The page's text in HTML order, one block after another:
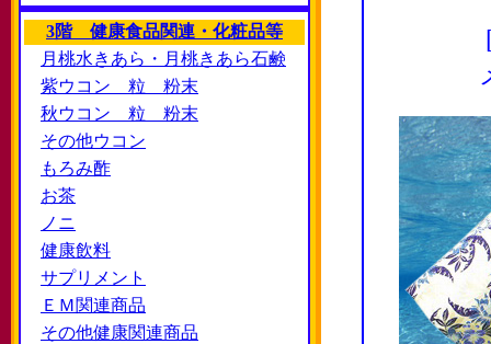
3階 健康食品関連・化粧品等
月桃水きあら・月桃きあら石鹸
紫ウコン 粒 粉末
秋ウコン 粒 粉末
その他ウコン
もろみ酢
お茶
ノニ
健康飲料
サプリメント
ＥＭ関連商品
その他健康関連商品